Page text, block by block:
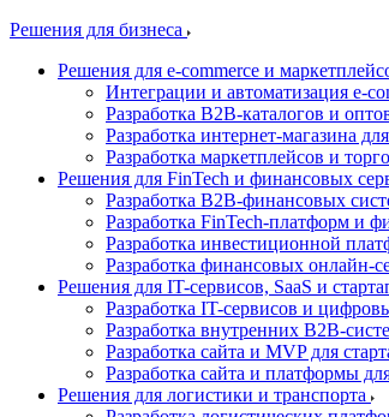
Решения для бизнеса
Решения для e-commerce и
Интеграции и автоматизация e-
Разработка B2B-каталогов и
Разработка интернет-магазина
Разработка маркетплейсов и
Решения для FinTech и финансовых
Разработка B2B-финансовых
Разработка FinTech-платформ и
Разработка инвестиционной
Разработка финансовых онлайн-
Решения для IT-сервисов, SaaS и
Разработка IT-сервисов и
Разработка внутренних B2B-
Разработка сайта и MVP для
Разработка сайта и платформы
Решения для логистики и транспорта